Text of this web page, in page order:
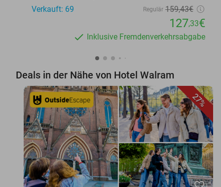
Verkauft: 69
Regulär 159,43€
127,33€
Inklusive Fremdenverkehrsabgabe
Deals in der Nähe von Hotel Walram
27%